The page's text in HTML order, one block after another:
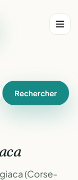
Rechercher
(Corse-